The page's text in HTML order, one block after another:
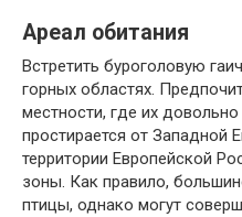
Ареал обитания
Встретить буроголовую
горных областях.
местности, где их
простирается от Западной
территории Европейской
зоны. Как правило,
птицы, однако могут